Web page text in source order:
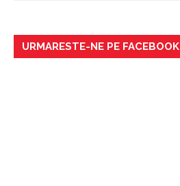
URMARESTE-NE PE FACEBOOK